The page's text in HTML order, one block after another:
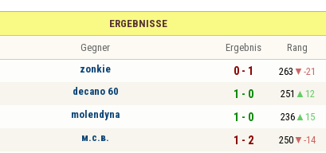
ERGEBNISSE
Gegner Ergebnis Rang
zonkie 0 - 1 263 -21
decano 60 1 - 0 251 12
molendyna 1 - 0 236 15
м.с.в. 1 - 2 250 -14